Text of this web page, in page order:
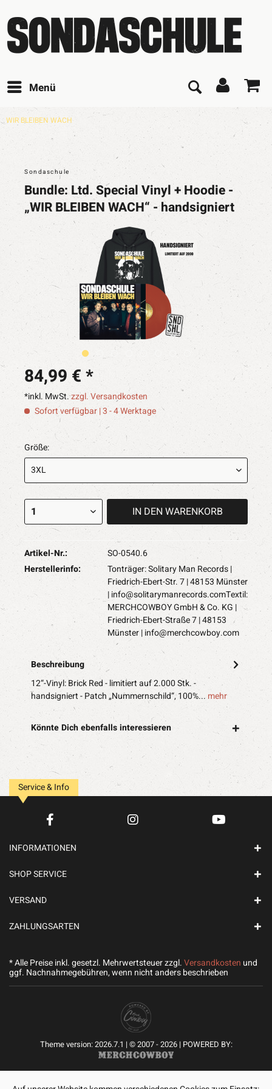
Menü
WIR BLEIBEN WACH
Sondaschule
Bundle: Ltd. Special Vinyl + Hoodie -
„WIR BLEIBEN WACH“ - handsigniert
84,99 € *
*inkl. MwSt.zzgl. Versandkosten
Sofort verfügbar | 3 - 4 Werktage
Größe:
IN DEN WARENKORB
Artikel-Nr.:
SO-0540.6
Herstellerinfo:
Tonträger: Solitary Man Records |
Friedrich-Ebert-Str. 7 | 48153 Münster
|info@solitarymanrecords.comTextil:
MERCHCOWBOY GmbH & Co. KG |
Friedrich-Ebert-Straße 7 | 48153
Münster |info@merchcowboy.com
Beschreibung
12“-Vinyl: Brick Red - limitiert auf 2.000 Stk. -
handsigniert - Patch „Nummernschild“, 100%... mehr
Könnte Dich ebenfalls interessieren
Service & Info
INFORMATIONEN
SHOP SERVICE
VERSAND
ZAHLUNGSARTEN
* Alle Preise inkl. gesetzl. Mehrwertsteuer zzgl.Versandkosten und
ggf. Nachnahmegebühren, wenn nicht anders beschrieben
Theme version: 2026.7.1 | © 2007 - 2026 | POWERED BY: